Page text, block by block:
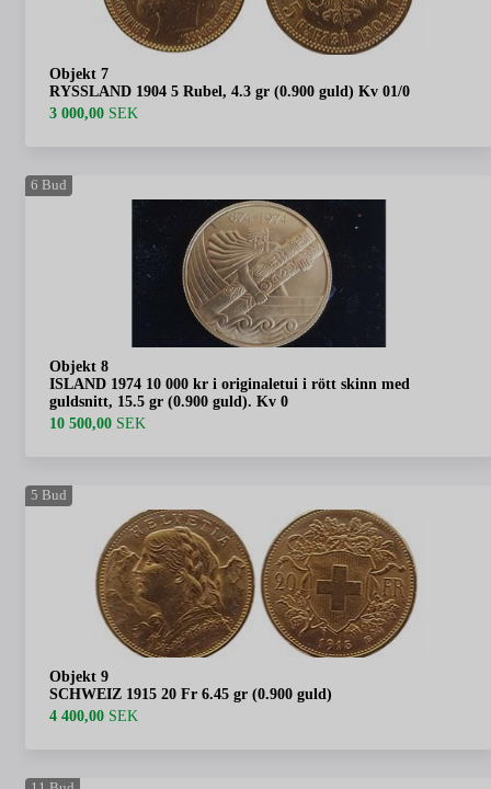
Objekt 7
RYSSLAND 1904 5 Rubel, 4.3 gr (0.900 guld) Kv 01/0
3 000,00 SEK
6 Bud
Objekt 8
ISLAND 1974 10 000 kr i originaletui i rött skinn med
guldsnitt, 15.5 gr (0.900 guld). Kv 0
10 500,00 SEK
5 Bud
Objekt 9
SCHWEIZ 1915 20 Fr 6.45 gr (0.900 guld)
4 400,00 SEK